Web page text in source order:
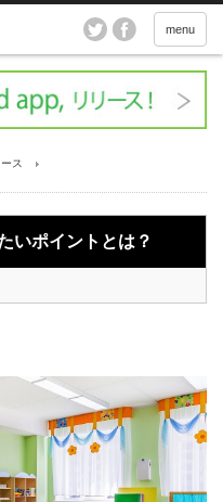
menu
ス
いポイントとは？